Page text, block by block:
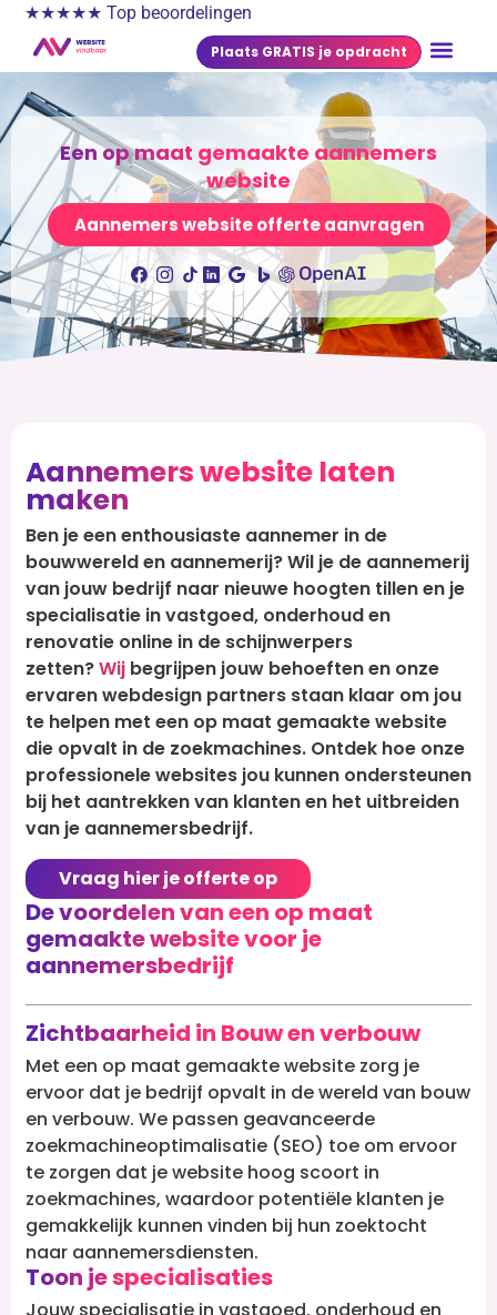
★★★★★ Top beoordelingen
Plaats GRATIS je opdracht
Een op maat gemaakte aannemers
website
Aannemers website offerte aanvragen
Aannemers website laten
maken
Ben je een enthousiaste aannemer in de
bouwwereld en aannemerij? Wil je de aannemerij
van jouw bedrijf naar nieuwe hoogten tillen en je
specialisatie in vastgoed, onderhoud en
renovatie online in de schijnwerpers
zetten?Wijbegrijpen jouw behoeften en onze
ervaren webdesign partners staan klaar om jou
te helpen met een op maat gemaakte website
die opvalt in de zoekmachines. Ontdek hoe onze
professionele websites jou kunnen ondersteunen
bij het aantrekken van klanten en het uitbreiden
van je aannemersbedrijf.
Vraag hier je offerte op
De voordelen van een op maat
gemaakte website voor je
aannemersbedrijf
Zichtbaarheid in Bouw en verbouw
Met een op maat gemaakte website zorg je
ervoor dat je bedrijf opvalt in de wereld van bouw
en verbouw. We passen geavanceerde
zoekmachineoptimalisatie (SEO) toe om ervoor
te zorgen dat je website hoog scoort in
zoekmachines, waardoor potentiële klanten je
gemakkelijk kunnen vinden bij hun zoektocht
naar aannemersdiensten.
Toon je specialisaties
Jouw specialisatie in vastgoed, onderhoud en